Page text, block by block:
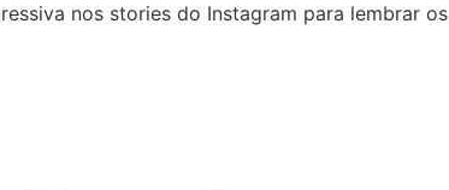
nos stories do Instagram para lembrar os